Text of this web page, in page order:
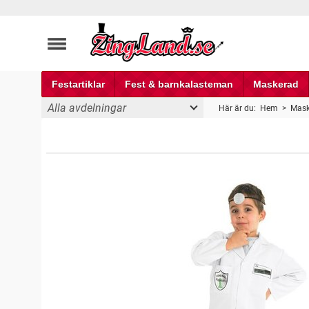
Festartiklar Fest & barnkalasteman Maskerad
Alla avdelningar Här är du: Hem >